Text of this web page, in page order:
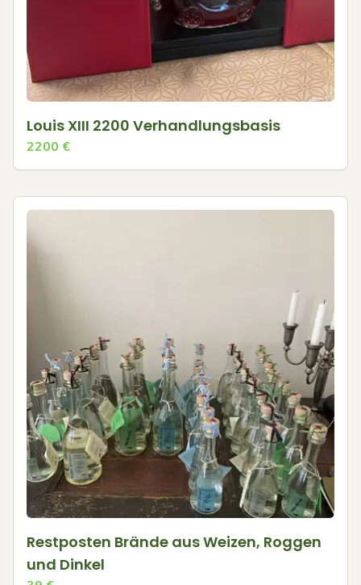
Louis XIII 2200 Verhandlungsbasis
2200 €
Restposten Brände aus Weizen, Roggen
und Dinkel